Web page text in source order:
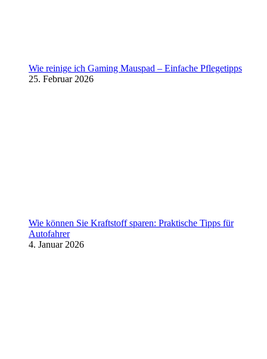
Wie reinige ich Gaming Mauspad – Einfache Pflegetipps
25. Februar 2026
Wie können Sie Kraftstoff sparen: Praktische Tipps für
Autofahrer
4. Januar 2026